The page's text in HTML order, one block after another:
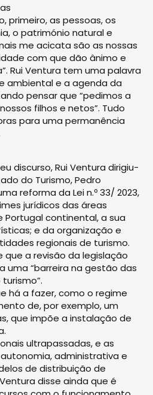
primeiro, as pessoas, os
o património natural e
me acicata são as nossas
com que dão ânimo e
Rui Ventura tem uma palavra
ambiental e a a­genda da
pensar que “pedimos a
filhos e netos”. Tudo
para uma permanência
discurso, Rui Ventura dirigiu-
do Turis­mo, Pedro
reforma da Lei n.º 33/ 2023,
jurídicos das áreas
Portugal continental, a sua
e da organização e
regionais de turismo.
que a revisão da legislação
uma “barreira na gestão das
há a fazer, como o regime
de, por exemplo, um
que impõe a instalação de
ultrapassadas, e as
administrativa e
de distribuição de
disse ainda que é